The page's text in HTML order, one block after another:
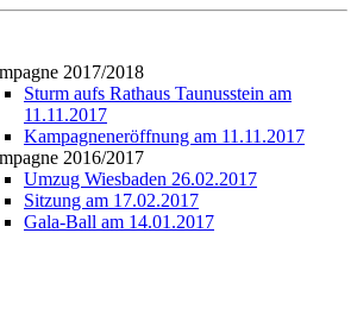
2017/2018
Sturm aufs Rathaus Taunusstein am
11.11.2017
Kampagneneröffnung am 11.11.2017
2016/2017
Umzug Wiesbaden 26.02.2017
Sitzung am 17.02.2017
Gala-Ball am 14.01.2017